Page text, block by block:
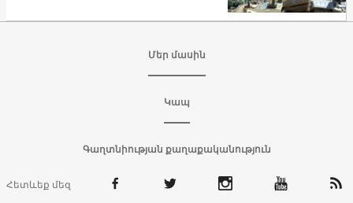
Մեր մասին
Կապ
Գաղտնիության քաղաքականություն
Հետևեք մեզ